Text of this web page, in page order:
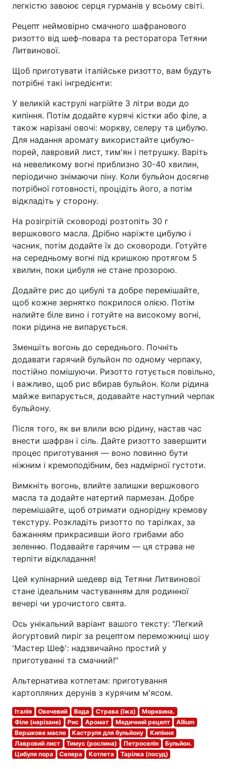
легкістю завоює серця гурманів у всьому світі.
Рецепт неймовірно смачного шафранового
ризотто від шеф-повара та ресторатора Тетяни
Литвинової.
Щоб приготувати італійське ризотто, вам будуть
потрібні такі інгредієнти:
У великій каструлі нагрійте 3 літри води до
кипіння. Потім додайте курячі кістки або філе, а
також нарізані овочі: моркву, селеру та цибулю.
Для надання аромату використайте цибулю-
порей, лавровий лист, тим'ян і петрушку. Варіть
на невеликому вогні приблизно 30-40 хвилин,
періодично знімаючи піну. Коли бульйон досягне
потрібної готовності, процідіть його, а потім
відкладіть у сторону.
На розігрітій сковороді розтопіть 30 г
вершкового масла. Дрібно наріжте цибулю і
часник, потім додайте їх до сковороди. Готуйте
на середньому вогні під кришкою протягом 5
хвилин, поки цибуля не стане прозорою.
Додайте рис до цибулі та добре перемішайте,
щоб кожне зернятко покрилося олією. Потім
налийте біле вино і готуйте на високому вогні,
поки рідина не випарується.
Зменшіть вогонь до середнього. Почніть
додавати гарячий бульйон по одному черпаку,
постійно помішуючи. Ризотто готується повільно,
і важливо, щоб рис вбирав бульйон. Коли рідина
майже випарується, додавайте наступний черпак
бульйону.
Після того, як ви влили всю рідину, настав час
внести шафран і сіль. Дайте ризотто завершити
процес приготування — воно повинно бути
ніжним і кремоподібним, без надмірної густоти.
Вимкніть вогонь, влийте залишки вершкового
масла та додайте натертий пармезан. Добре
перемішайте, щоб отримати однорідну кремову
текстуру. Розкладіть ризотто по тарілках, за
бажанням прикрасивши його грибами або
зеленню. Подавайте гарячим — ця страва не
терпіти відкладання!
Цей кулінарний шедевр від Тетяни Литвинової
стане ідеальним частуванням для родинної
вечері чи урочистого свята.
Ось унікальний варіант вашого тексту: "Легкий
йогуртовий пиріг за рецептом переможниці шоу
'Мастер Шеф': надзвичайно простий у
приготуванні та смачний!"
Альтернатива котлетам: приготування
картопляних дерунів з курячим м'ясом.
Італія Овочевий Вода Страва (їжа)
Морквина.
Філе (нарізане)
Рис Аромат Медичний рецепт
Allium
Вершкове масло
Каструля для бульйону
Кипіння
Лавровий лист
Тимус (рослина) Петроселін
Бульйон.
Цибуля пора
Селера Котлета Тарілка (посуд)